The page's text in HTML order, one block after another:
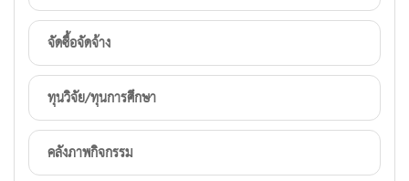
จัดซื้อจัดจ้าง
ทุนวิจัย/ทุนการศึกษา
คลังภาพกิจกรรม